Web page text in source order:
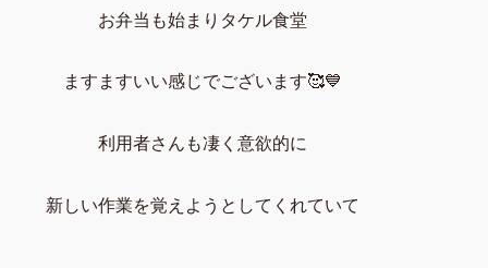
お弁当も始まりタケル食堂
ますますいい感じでございます🥰💙
利用者さんも凄く意欲的に
新しい作業を覚えようとしてくれていて